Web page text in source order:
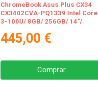
ChromeBook Asus Plus CX34
CX3402CVA-PQ1339 Intel Core
3-100U/ 8GB/ 256GB/ 14"/
445,00 €
Comprar